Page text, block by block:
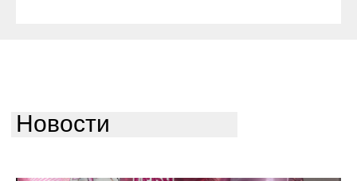
Новости